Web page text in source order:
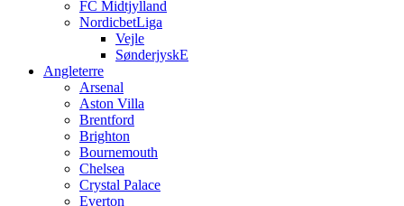
FC Midtjylland
NordicbetLiga
Vejle
SønderjyskE
Angleterre
Arsenal
Aston Villa
Brentford
Brighton
Bournemouth
Chelsea
Crystal Palace
Everton